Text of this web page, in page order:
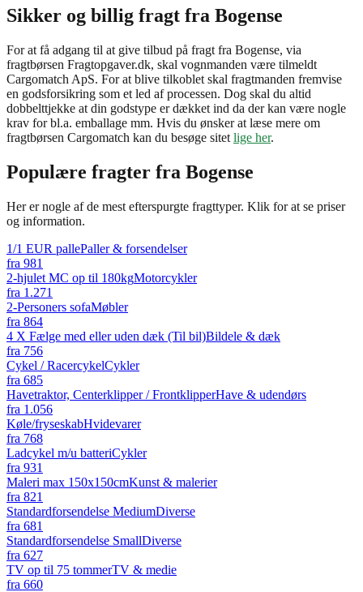
Sikker og billig fragt fra Bogense
For at få adgang til at give tilbud på fragt fra Bogense, via
fragtbørsen Fragtopgaver.dk, skal vognmanden være tilmeldt
Cargomatch ApS. For at blive tilkoblet skal fragtmanden fremvise
en godsforsikring som et led af processen. Dog skal du altid
dobbelttjekke at din godstype er dækket ind da der kan være nogle
krav for bl.a. emballage mm. Hvis du ønsker at læse mere om
fragtbørsen Cargomatch kan du besøge sitet lige her.
Populære fragter fra Bogense
Her er nogle af de mest efterspurgte fragttyper. Klik for at se priser
og information.
1/1 EUR pallePaller & forsendelser
fra 981
2-hjulet MC op til 180kgMotorcykler
fra 1.271
2-Personers sofaMøbler
fra 864
4 X Fælge med eller uden dæk (Til bil)Bildele & dæk
fra 756
Cykel / RacercykelCykler
fra 685
Havetraktor, Centerklipper / FrontklipperHave & udendørs
fra 1.056
Køle/fryseskabHvidevarer
fra 768
Ladcykel m/u batteriCykler
fra 931
Maleri max 150x150cmKunst & malerier
fra 821
Standardforsendelse MediumDiverse
fra 681
Standardforsendelse SmallDiverse
fra 627
TV op til 75 tommerTV & medie
fra 660